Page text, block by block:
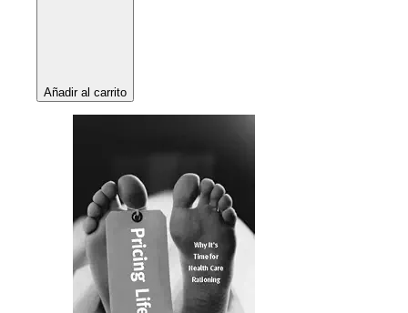
Añadir al carrito